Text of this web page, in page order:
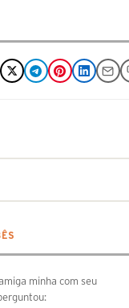
minha com seu